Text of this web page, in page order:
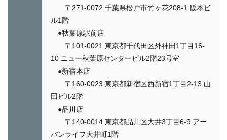
〒271-0072 千葉県松戸市竹ヶ花208-1 阪本ビ
ル1階
●秋葉原駅前店
〒101-0021 東京都千代田区外神田1丁目16-
10 ニュー秋葉原センタービル2階23号室
●新宿本店
〒160-0023 東京都新宿区西新宿1丁目2-13 山
田ビル2階
●品川店
〒140-0014 東京都品川区大井3丁目6-9 アー
バンライフ大井町1階